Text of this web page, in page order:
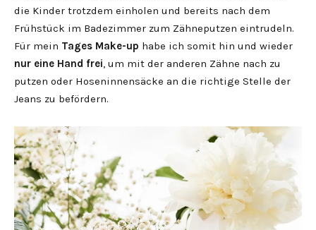
die Kinder trotzdem einholen und bereits nach dem
Frühstück im Badezimmer zum Zähneputzen eintrudeln.
Für mein Tages Make-up habe ich somit hin und wieder
nur eine Hand frei, um mit der anderen Zähne nach zu
putzen oder Hoseninnensäcke an die richtige Stelle der
Jeans zu befördern.